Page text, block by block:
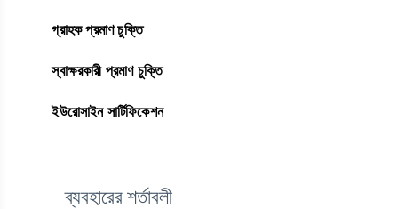
গ্রাহক প্রমাণ চুক্তি
স্বাক্ষরকারী প্রমাণ চুক্তি
ইউরোসাইন সার্টিফিকেশন
ব্যবহারের শর্তাবলী